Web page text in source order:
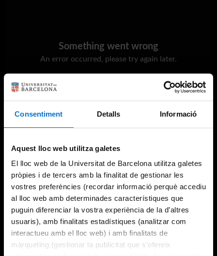
Consentiment Detalls Informació
Aquest lloc web utilitza galetes
El lloc web de la Universitat de Barcelona utilitza galetes
pròpies i de tercers amb la finalitat de gestionar les
vostres preferències (recordar informació perquè accediu
al lloc web amb determinades característiques que
puguin diferenciar la vostra experiència de la d’altres
usuaris), amb finalitats estadístiques (analitzar com
interactueu amb el lloc web) i amb finalitats de
màrqueting (gestionar la publicitat que s’ofereix
Something went wrong
An error occurred, please try again later.
Try again